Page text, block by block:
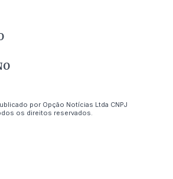
por Opção Notícias Ltda CNPJ
os direitos reservados.